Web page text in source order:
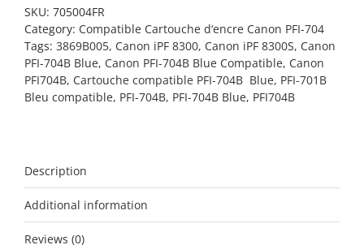
quantity
SKU: 705004FR
Category: Compatible Cartouche d‘encre Canon PFI-704
Tags: 3869B005, Canon iPF 8300, Canon iPF 8300S, Canon
PFI-704B Blue, Canon PFI-704B Blue Compatible, Canon
PFI704B, Cartouche compatible PFI-704B Blue, PFI-701B
Bleu compatible, PFI-704B, PFI-704B Blue, PFI704B
Description
Additional information
Reviews (0)